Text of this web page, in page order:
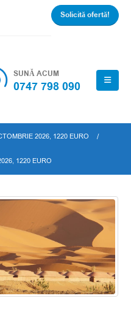
Solicită ofertă!
SUNĂ ACUM
0747 798 090
2026, 1220 EURO
1220 EURO